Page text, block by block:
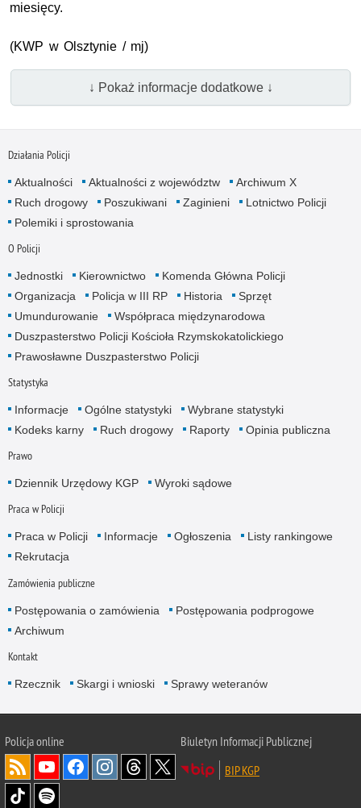
miesięcy.
(KWP w Olsztynie / mj)
↓ Pokaż informacje dodatkowe ↓
Działania Policji
Aktualności Aktualności z województw
Archiwum X
Ruch drogowy
Poszukiwani Zaginieni
Lotnictwo Policji
Polemiki i sprostowania
O Policji
Jednostki Kierownictwo
Komenda Główna Policji
Organizacja
Policja w III RP Historia
Sprzęt
Umundurowanie
Współpraca międzynarodowa
Duszpasterstwo Policji Kościoła Rzymskokatolickiego
Prawosławne Duszpasterstwo Policji
Statystyka
Informacje Ogólne statystyki
Wybrane statystyki
Kodeks karny
Ruch drogowy Raporty Opinia publiczna
Prawo
Dziennik Urzędowy KGP Wyroki sądowe
Praca w Policji
Praca w Policji Informacje Ogłoszenia
Listy rankingowe
Rekrutacja
Zamówienia publiczne
Postępowania o zamówienia
Postępowania podprogowe
Archiwum
Kontakt
Rzecznik Skargi i wnioski Sprawy weteranów
Policjaonline
Biuletyn Informacji Publicznej
BIP KGP